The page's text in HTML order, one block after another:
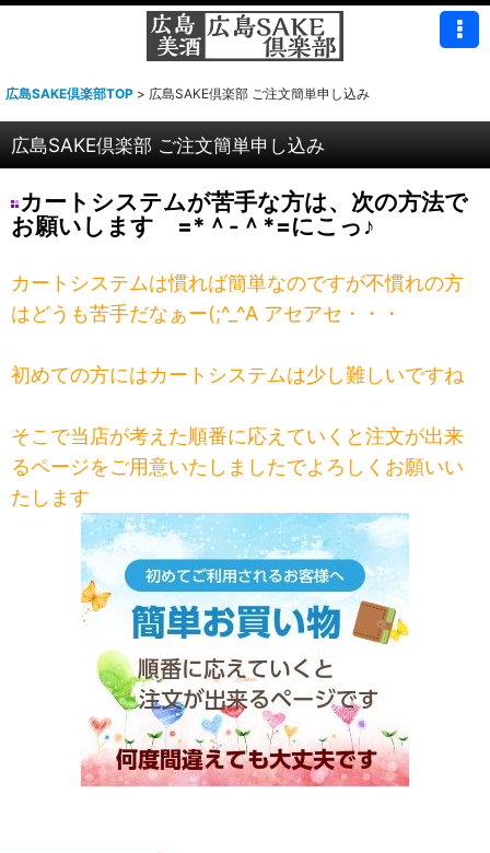
広島SAKE倶楽部TOP > 広島SAKE倶楽部 ご注文簡単申し込み
広島SAKE倶楽部 ご注文簡単申し込み
カートシステムが苦手な方は、次の方法で
お願いします =*＾-＾*=にこっ♪
カートシステムは慣れば簡単なのですが不慣れの方
はどうも苦手だなぁー(;^_^A アセアセ・・・
初めての方にはカートシステムは少し難しいですね
そこで当店が考えた順番に応えていくと注文が出来
るページをご用意いたしましたでよろしくお願いい
たします